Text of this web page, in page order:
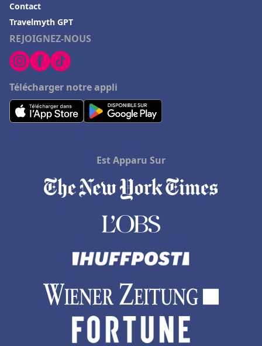
REJOIGNEZ-NOUS
Télécharger notre appli
Contact
Travelmyth GPT
Est Apparu Sur